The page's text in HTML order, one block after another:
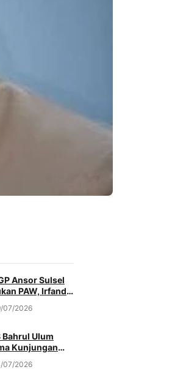
Ansor Sulsel
PAW, Irfandi
Jadi
07/2026
Bahrul Ulum
Kunjungan
Ketua
07/2026